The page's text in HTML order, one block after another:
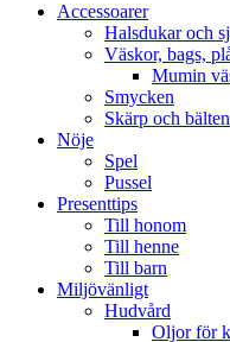
Accessoarer
Halsdukar och
Väskor, bags,
Mumin
Smycken
Skärp och bälten
Nöje
Spel
Pussel
Presenttips
Till honom
Till henne
Till barn
Miljövänligt
Hudvård
Oljor för